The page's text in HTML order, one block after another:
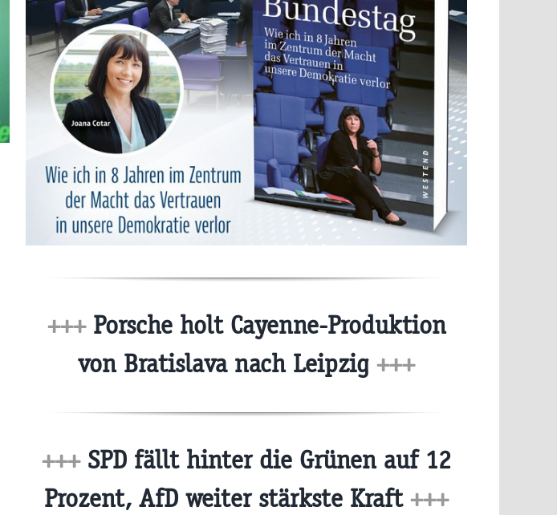
+++Porsche holt Cayenne-Produktion
von Bratislava nach Leipzig +++
+++SPD fällt hinter die Grünen auf 12
Prozent, AfD weiter stärkste Kraft +++